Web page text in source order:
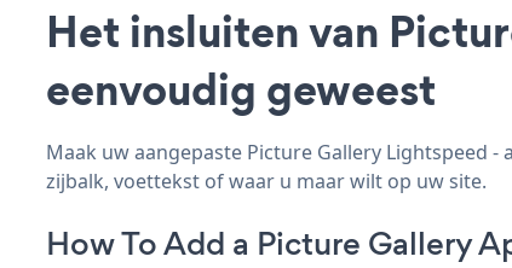
Het insluiten van
eenvoudig geweest
Maak uw aangepaste Picture Gallery Lightspeed
zijbalk, voettekst of waar u maar wilt op uw site.
How To Add a Picture Gallery